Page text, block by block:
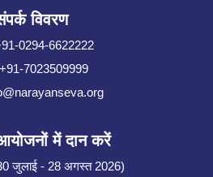
विवरण
0294-6622222
+91-7023509999
में दान करें
जुलाई - 28 अगस्त 2026)